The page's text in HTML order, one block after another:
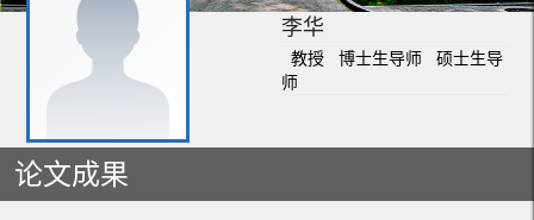
李华
教授 博士生导师 硕士生导
师
论文成果